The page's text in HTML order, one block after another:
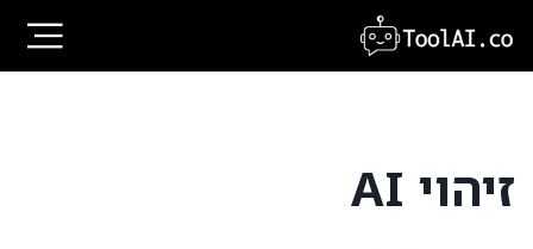
to
content
זיהוי AI